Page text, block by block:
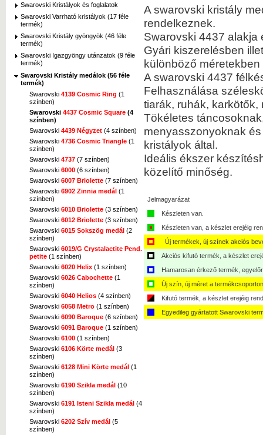
Swarovski Kristályok és foglalatok
Swarovski Varrható kristályok (17 féle
termék)
Swarovski Kristály gyöngyök (46 féle
termék)
Swarovski Igazgyöngy utánzatok (9 féle
termék)
Swarovski Kristály medálok (56 féle
termék)
Swarovski 4139 Cosmic Ring (1
színben)
Swarovski 4437 Cosmic Square (4
színben)
Swarovski 4439 Négyzet (4 színben)
Swarovski 4736 Cosmic Triangle (1
színben)
Swarovski 4737 (7 színben)
Swarovski 6000 (6 színben)
Swarovski 6007 Briolette (7 színben)
Swarovski 6902 Zinnia medál (1
színben)
Swarovski 6010 Briolette (3 színben)
Swarovski 6012 Briolette (3 színben)
Swarovski 6015 Sokszög medál (2
színben)
Swarovski 6019/G Crystalactite Pend.
petite (1 színben)
Swarovski 6020 Helix (1 színben)
Swarovski 6026 Cabochette (1
színben)
Swarovski 6040 Helios (4 színben)
Swarovski 6058 Metro (1 színben)
Swarovski 6090 Baroque (6 színben)
Swarovski 6091 Baroque (1 színben)
Swarovski 6100 (1 színben)
Swarovski 6106 Körte medál (3
színben)
Swarovski 6128 Mini Körte medál (1
színben)
Swarovski 6190 Szikla medál (10
színben)
Swarovski 6191 Isteni Szikla medál (4
színben)
Swarovski 6202 Szív medál (5
színben)
Kép nagyítása
Kép nagyítása
Kép nagyítása
Kép nagyítása
A swarovski kristály
rendelkeznek.
Swarovski 4437 alakja
Gyári kiszerelésben
különböző
A swarovski 4437
Felhasználása
tiarák, ruhák,
Tökéletes
menyasszonyoknak
kristályok által.
Ideális ékszer
közelítő minőség.
Jelmagyarázat
Készleten van.
Készleten van, a készlet erejéig
Új termékek, új színek akciós
Akciós kifutó termék, a készlet
Hamarosan érkező termék,
Új szín, új méret a
Kifutó termék, a készlet erejéig
Egyedileg gyártatott Swarovski